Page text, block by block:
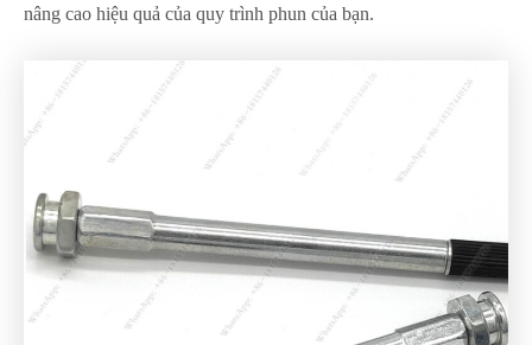
nâng cao hiệu quả của quy trình phun của bạn.